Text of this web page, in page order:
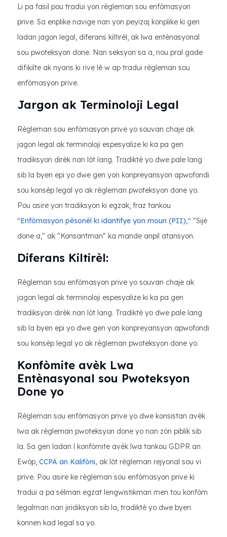
Li pa fasil pou tradui yon règleman sou enfòmasyon
prive. Sa enplike navige nan yon peyizaj konplike ki gen
ladan jagon legal, diferans kiltirèl, ak lwa entènasyonal
sou pwoteksyon done. Nan seksyon sa a, nou pral gade
difikilte ak nyans ki rive lè w ap tradui règleman sou
enfòmasyon prive.
Jargon ak Terminoloji Legal
Règleman sou enfòmasyon prive yo souvan chaje ak
jagon legal ak terminoloji espesyalize ki ka pa gen
tradiksyon dirèk nan lòt lang. Tradiktè yo dwe pale lang
sib la byen epi yo dwe gen yon konpreyansyon apwofondi
sou konsèp legal yo ak règleman pwoteksyon done yo.
Pou asire yon tradiksyon ki egzak, fraz tankou
"Enfòmasyon pèsonèl ki idantifye yon moun (PII)," "Sijè
done a," ak "Konsantman" ka mande anpil atansyon.
Diferans Kiltirèl:
Règleman sou enfòmasyon prive yo souvan chaje ak
jagon legal ak terminoloji espesyalize ki ka pa gen
tradiksyon dirèk nan lòt lang. Tradiktè yo dwe pale lang
sib la byen epi yo dwe gen yon konpreyansyon apwofondi
sou konsèp legal yo ak règleman pwoteksyon done yo.
Konfòmite avèk Lwa
Entènasyonal sou Pwoteksyon
Done yo
Règleman sou enfòmasyon prive yo dwe konsistan avèk
lwa ak règleman pwoteksyon done yo nan zòn piblik sib
la. Sa gen ladan l konfòmite avèk lwa tankou GDPR an
Ewòp, CCPA an Kalifòni, ak lòt règleman rejyonal sou vi
prive. Pou asire ke règleman sou enfòmasyon prive ki
tradui a pa sèlman egzat lengwistikman men tou konfòm
legalman nan jiridiksyon sib la, tradiktè yo dwe byen
konnen kad legal sa yo.